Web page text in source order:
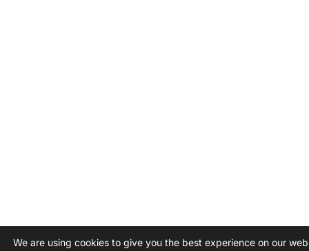
We are using cookies to give you the best experience on our